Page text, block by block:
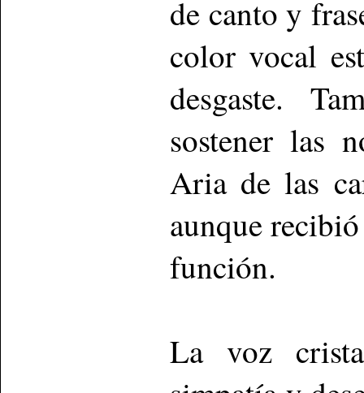
de canto y
color vocal
desgaste.
sostener las
Aria de las
aunque
función.
La voz